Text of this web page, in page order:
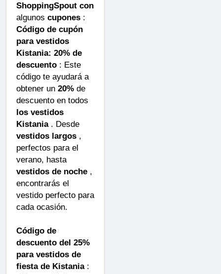
ShoppingSpout con
algunos cupones :
Código de cupón
para vestidos
Kistania: 20% de
descuento : Este
código te ayudará a
obtener un 20% de
descuento en todos
los vestidos
Kistania. Desde
vestidos largos ,
perfectos para el
verano, hasta
vestidos de noche ,
encontrarás el
vestido perfecto para
cada ocasión.
Código de
descuento del 25%
para vestidos de
fiesta de Kistania: